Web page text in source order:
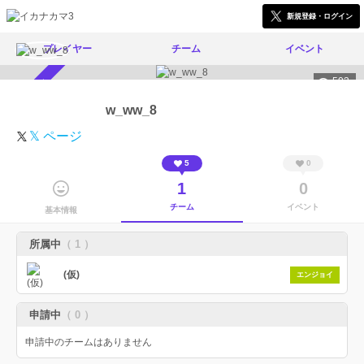
新規登録・ログイン
プレイヤー チーム イベント
503
w_ww_8
𝕏 ページ
基本情報
5
1
チーム
0
0
イベント
所属中 （ 1 ）
(仮) エンジョイ
申請中 （ 0 ）
申請中のチームはありません